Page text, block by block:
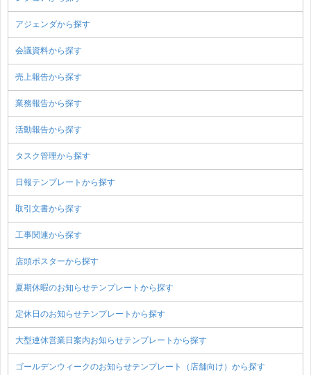
アジェンダから探す
会議資料から探す
売上報告から探す
業務報告から探す
活動報告から探す
タスク管理から探す
日報テンプレートから探す
取引文書から探す
工事関連から探す
店頭ポスターから探す
夏期休暇のお知らせテンプレートから探す
定休日のお知らせテンプレートから探す
大型連休営業日案内お知らせテンプレートから探す
ゴールデンウィークのお知らせテンプレート（店舗向け）から探す